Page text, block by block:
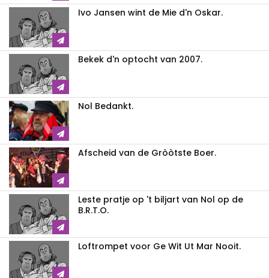
Ivo Jansen wint de Mie d'n Oskar.
Bekek d'n optocht van 2007.
Nol Bedankt.
Afscheid van de Gròòtste Boer.
Leste pratje op 't biljart van Nol op de
B.R.T.O.
Loftrompet voor Ge Wit Ut Mar Nooit.